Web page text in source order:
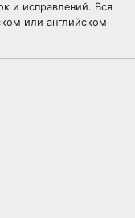
и исправлений. Вся
или английском